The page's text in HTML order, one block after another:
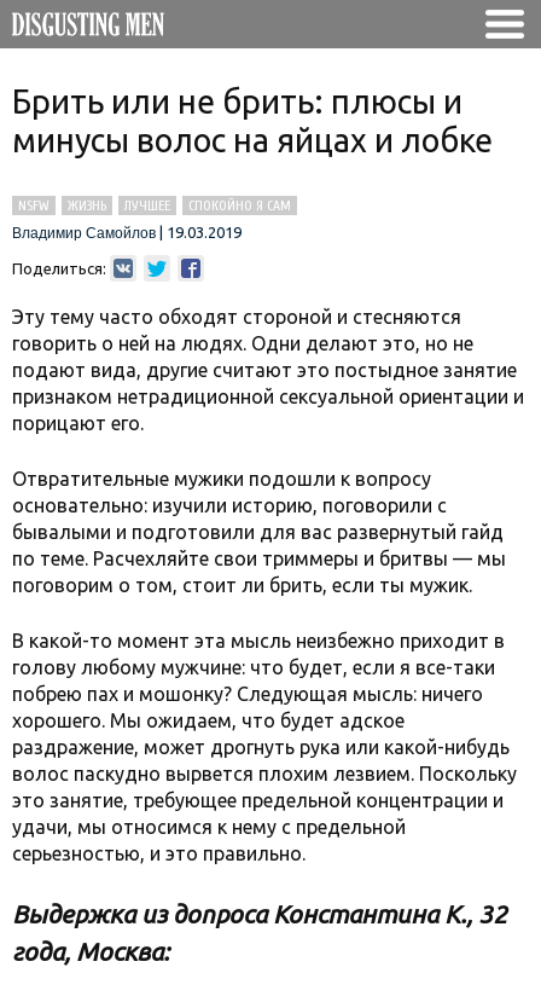
Брить или не брить: плюсы и
минусы волос на яйцах и лобке
NSFW ЖИЗНЬ ЛУЧШЕЕ
СПОКОЙНО Я САМ
Владимир Самойлов
19.03.2019
Поделиться:
Эту тему часто обходят стороной и стесняются
говорить о ней на людях. Одни делают это, но не
подают вида, другие считают это постыдное занятие
признаком нетрадиционной сексуальной ориентации и
порицают его.
Отвратительные мужики подошли к вопросу
основательно: изучили историю, поговорили с
бывалыми и подготовили для вас развернутый гайд
по теме. Расчехляйте свои триммеры и бритвы — мы
поговорим о том, стоит ли брить, если ты мужик.
В какой-то момент эта мысль неизбежно приходит в
голову любому мужчине: что будет, если я все-таки
побрею пах и мошонку? Следующая мысль: ничего
хорошего. Мы ожидаем, что будет адское
раздражение, может дрогнуть рука или какой-нибудь
волос паскудно вырвется плохим лезвием. Поскольку
это занятие, требующее предельной концентрации и
удачи, мы относимся к нему с предельной
серьезностью, и это правильно.
Выдержка из допроса Константина К., 32
года, Москва: